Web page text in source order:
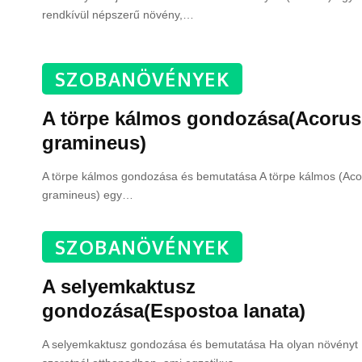
rendkívül népszerű növény,
SZOBANÖVÉNYEK
A törpe kálmos gondozása(Acorus
gramineus)
A törpe kálmos gondozása és bemutatása A törpe kálmos
gramineus) egy
SZOBANÖVÉNYEK
A selyemkaktusz
gondozása(Espostoa lanata)
A selyemkaktusz gondozása és bemutatása Ha olyan növényt